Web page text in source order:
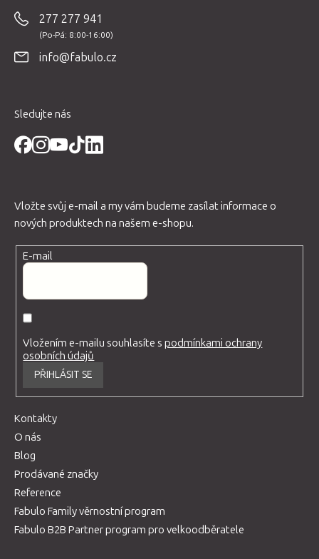
277 277 941
info@fabulo.cz
Sledujte nás
Vložte svůj e-mail a my vám budeme zasílat informace o
nových produktech na našem e-shopu.
E-mail
Vložením e-mailu souhlasíte spodmínkami ochrany
osobních údajů
PŘIHLÁSIT SE
Kontakty
O nás
Blog
Prodávané značky
Reference
Fabulo Family věrnostní program
Fabulo B2B Partner program pro velkoodběratele